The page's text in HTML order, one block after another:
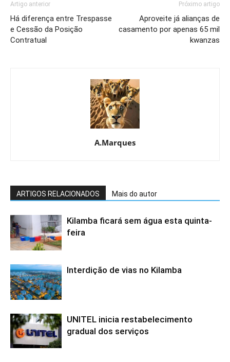
Artigo anterior
Há diferença entre Trespasse
e Cessão da Posição
Contratual
Próximo artigo
Aproveite já alianças de
casamento por apenas 65 mil
kwanzas
A.Marques
ARTIGOS RELACIONADOS Mais do autor
Kilamba ficará sem água esta quinta-
feira
Interdição de vias no Kilamba
UNITEL inicia restabelecimento
gradual dos serviços